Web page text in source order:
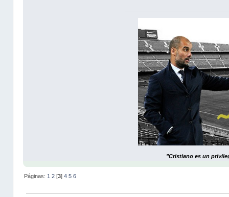
"Cristiano es un
Páginas: 1 2[3] 4 5 6